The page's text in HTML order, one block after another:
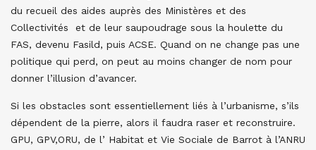
du recueil des aides auprès des Ministères et des
Collectivités et de leur saupoudrage sous la houlette du
FAS, devenu Fasild, puis ACSE. Quand on ne change pas une
politique qui perd, on peut au moins changer de nom pour
donner l’illusion d’avancer.
Si les obstacles sont essentiellement liés à l’urbanisme, s’ils
dépendent de la pierre, alors il faudra raser et reconstruire.
GPU, GPV,ORU, de l’ Habitat et Vie Sociale de Barrot à l’ANRU